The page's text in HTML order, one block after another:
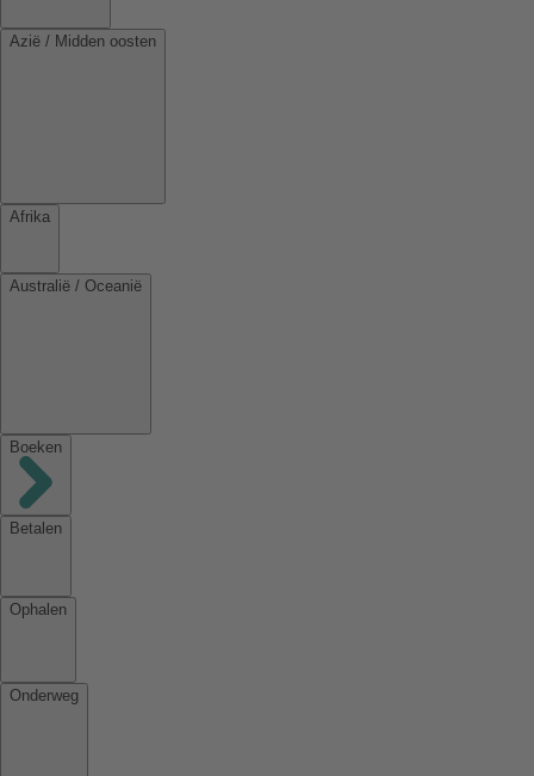
Azië / Midden oosten
Afrika
Australië / Oceanië
Boeken
Betalen
Ophalen
Onderweg